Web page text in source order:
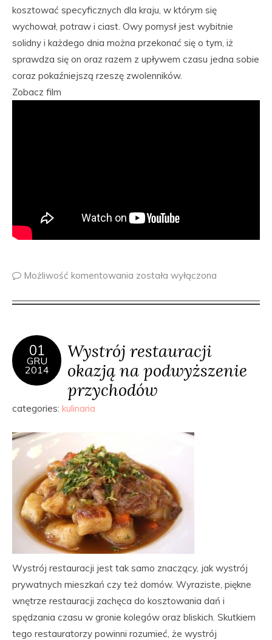
kosztować specyficznych dla kraju, w którym się
wychował, potraw i ciast. Owy pomysł jest wybitnie
solidny i każdego dnia można przekonać się o tym, iż
sprawdza się on oraz razem z upływem czasu jedna sobie
coraz pokaźniejszą rzeszę zwolenników.
Zobacz film
Możliwość komentowania została wyłączona
01
GRU
2014
Wystrój restauracji
okazją na podwyższenie
przychodów
categories: kulinaria
Wystrój restauracji jest tak samo znaczący, jak wystrój
prywatnych mieszkań czy też domów. Wyraziste, piękne
wnętrze restauracji zachęca do kosztowania dań i
spędzania czasu w gronie kolegów oraz bliskich. Skutkiem
tego restauratorzy powinni rozumieć, że wystrój